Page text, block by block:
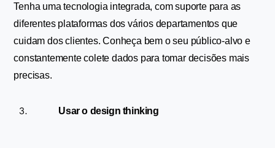
Tenha uma tecnologia integrada, com suporte para as
diferentes plataformas dos vários departamentos que
cuidam dos clientes. Conheça bem o seu público-alvo e
constantemente colete dados para tomar decisões mais
precisas.
Usar o design thinking